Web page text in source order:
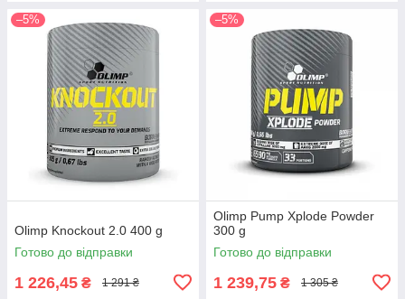
–5%
Olimp Knockout 2.0 400 g
Готово до відправки
1 226,45 ₴ 1 291 ₴
–5%
Olimp Pump Xplode Powder
300 g
Готово до відправки
1 239,75 ₴ 1 305 ₴